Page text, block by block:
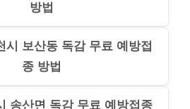
방법
시 보산동 독감 무료 예방접
종 방법
송산면 독감 무료 예방접종